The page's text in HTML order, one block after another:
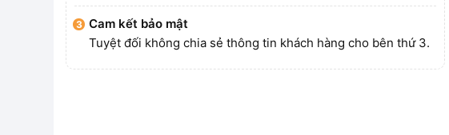
Cam kết bảo mật
Tuyệt đối không chia sẻ thông tin khách hàng cho bên thứ 3.